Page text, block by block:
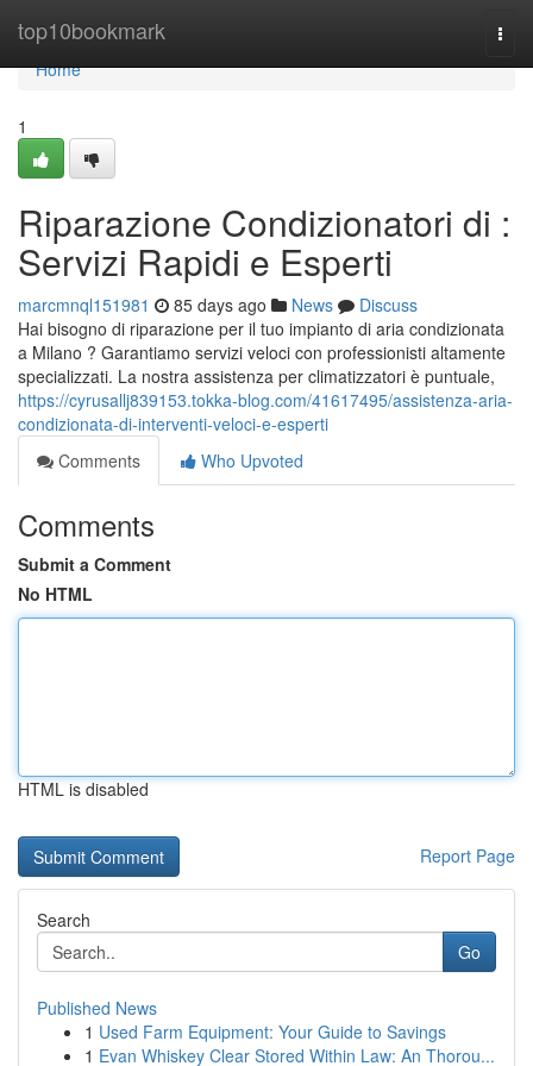
top10bookmark
Home
Home
1
Riparazione Condizionatori di :
Servizi Rapidi e Esperti
marcmnql151981 85 days ago News
Discuss
Hai bisogno di riparazione per il tuo impianto di aria condizionata
a Milano ? Garantiamo servizi veloci con professionisti altamente
specializzati. La nostra assistenza per climatizzatori è puntuale,
https://cyrusallj839153.tokka-blog.com/41617495/assistenza-aria-
condizionata-di-interventi-veloci-e-esperti
Comments
Who Upvoted
Comments
Submit a Comment
No HTML
HTML is disabled
Report Page
Search
Go
Published News
1 Used Farm Equipment: Your Guide to Savings
1 Evan Whiskey Clear Stored Within Law: An Thorou...